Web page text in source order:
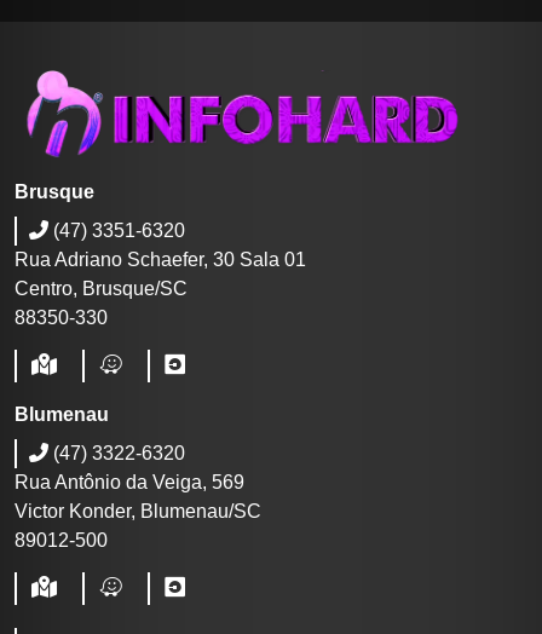
Brusque
(47) 3351-6320
Rua Adriano Schaefer, 30 Sala 01
Centro, Brusque/SC
88350-330
Blumenau
(47) 3322-6320
Rua Antônio da Veiga, 569
Victor Konder, Blumenau/SC
89012-500